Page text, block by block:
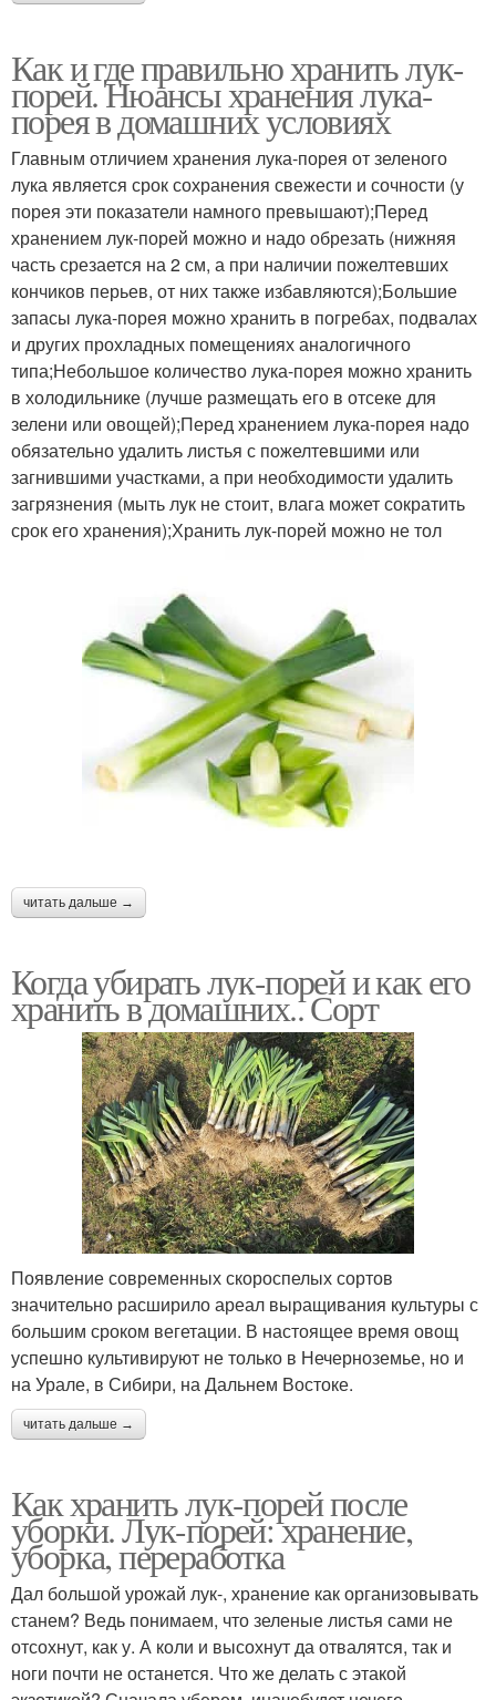
Как и где правильно хранить лук-
порей. Нюансы хранения лука-
порея в домашних условиях
Главным отличием хранения лука-порея от зеленого
лука является срок сохранения свежести и сочности (у
порея эти показатели намного превышают);Перед
хранением лук-порей можно и надо обрезать (нижняя
часть срезается на 2 см, а при наличии пожелтевших
кончиков перьев, от них также избавляются);Большие
запасы лука-порея можно хранить в погребах, подвалах
и других прохладных помещениях аналогичного
типа;Небольшое количество лука-порея можно хранить
в холодильнике (лучше размещать его в отсеке для
зелени или овощей);Перед хранением лука-порея надо
обязательно удалить листья с пожелтевшими или
загнившими участками, а при необходимости удалить
загрязнения (мыть лук не стоит, влага может сократить
срок его хранения);Хранить лук-порей можно не тол
читать дальше →
Когда убирать лук-порей и как его
хранить в домашних.. Сорт
Появление современных скороспелых сортов
значительно расширило ареал выращивания культуры с
большим сроком вегетации. В настоящее время овощ
успешно культивируют не только в Нечерноземье, но и
на Урале, в Сибири, на Дальнем Востоке.
читать дальше →
Как хранить лук-порей после
уборки. Лук-порей: хранение,
уборка, переработка
Дал большой урожай лук-, хранение как организовывать
станем? Ведь понимаем, что зеленые листья сами не
отсохнут, как у. А коли и высохнут да отвалятся, так и
ноги почти не останется. Что же делать с этакой